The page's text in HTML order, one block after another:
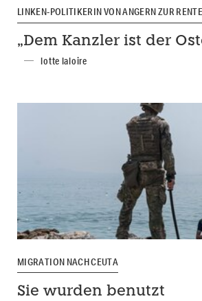
LINKEN-POLITIKERIN VON ANGERN ZUR RENTE
„Dem Kanzler ist der
lotte laloire
MIGRATION NACH CEUTA
Sie wurden benutzt